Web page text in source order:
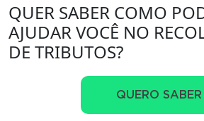
QUER SABER COMO
AJUDAR VOCÊ NO
DE TRIBUTOS?
QUERO SABER